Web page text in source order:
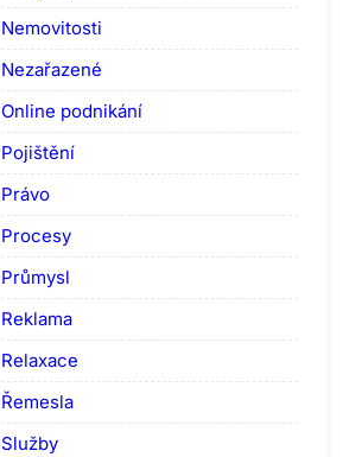
Nemovitosti
Nezařazené
Online podnikání
Pojištění
Právo
Procesy
Průmysl
Reklama
Relaxace
Řemesla
Služby